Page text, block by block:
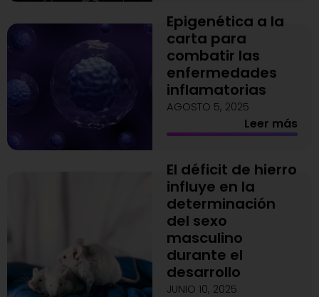
Epigenética a la
carta para
combatir las
enfermedades
inflamatorias
AGOSTO 5, 2025
Leer más
El déficit de hierro
influye en la
determinación
del sexo
masculino
durante el
desarrollo
JUNIO 10, 2025